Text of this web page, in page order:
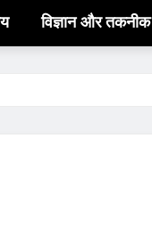
विज्ञान और तकनीक